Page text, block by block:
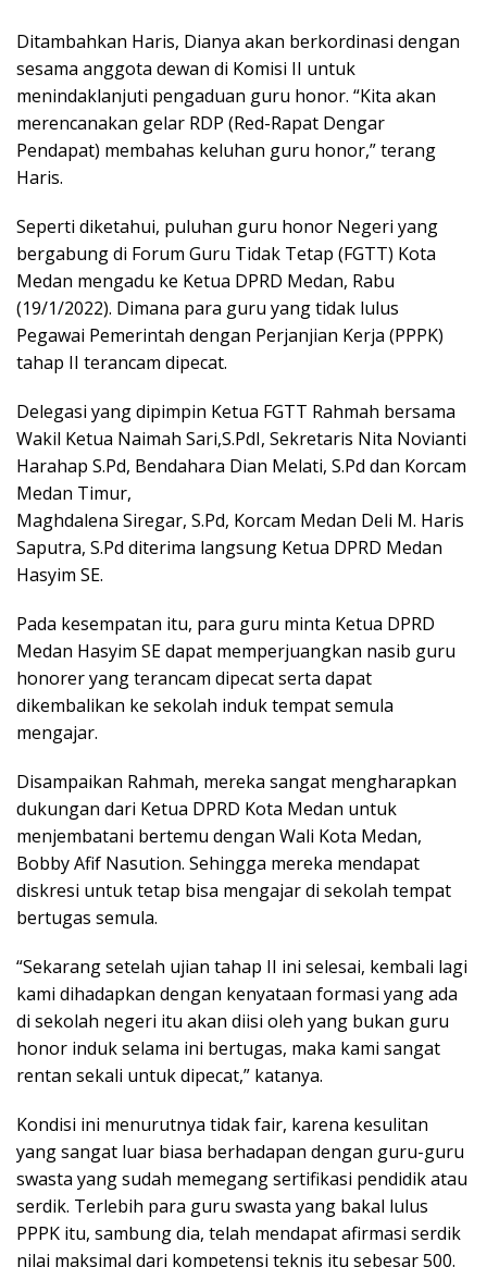
Ditambahkan Haris, Dianya akan berkordinasi dengan
sesama anggota dewan di Komisi II untuk
menindaklanjuti pengaduan guru honor. “Kita akan
merencanakan gelar RDP (Red-Rapat Dengar
Pendapat) membahas keluhan guru honor,” terang
Haris.
Seperti diketahui, puluhan guru honor Negeri yang
bergabung di Forum Guru Tidak Tetap (FGTT) Kota
Medan mengadu ke Ketua DPRD Medan, Rabu
(19/1/2022). Dimana para guru yang tidak lulus
Pegawai Pemerintah dengan Perjanjian Kerja (PPPK)
tahap II terancam dipecat.
Delegasi yang dipimpin Ketua FGTT Rahmah bersama
Wakil Ketua Naimah Sari,S.PdI, Sekretaris Nita Novianti
Harahap S.Pd, Bendahara Dian Melati, S.Pd dan Korcam
Medan Timur,
Maghdalena Siregar, S.Pd, Korcam Medan Deli M. Haris
Saputra, S.Pd diterima langsung Ketua DPRD Medan
Hasyim SE.
Pada kesempatan itu, para guru minta Ketua DPRD
Medan Hasyim SE dapat memperjuangkan nasib guru
honorer yang terancam dipecat serta dapat
dikembalikan ke sekolah induk tempat semula
mengajar.
Disampaikan Rahmah, mereka sangat mengharapkan
dukungan dari Ketua DPRD Kota Medan untuk
menjembatani bertemu dengan Wali Kota Medan,
Bobby Afif Nasution. Sehingga mereka mendapat
diskresi untuk tetap bisa mengajar di sekolah tempat
bertugas semula.
“Sekarang setelah ujian tahap II ini selesai, kembali lagi
kami dihadapkan dengan kenyataan formasi yang ada
di sekolah negeri itu akan diisi oleh yang bukan guru
honor induk selama ini bertugas, maka kami sangat
rentan sekali untuk dipecat,” katanya.
Kondisi ini menurutnya tidak fair, karena kesulitan
yang sangat luar biasa berhadapan dengan guru-guru
swasta yang sudah memegang sertifikasi pendidik atau
serdik. Terlebih para guru swasta yang bakal lulus
PPPK itu, sambung dia, telah mendapat afirmasi serdik
nilai maksimal dari kompetensi teknis itu sebesar 500.